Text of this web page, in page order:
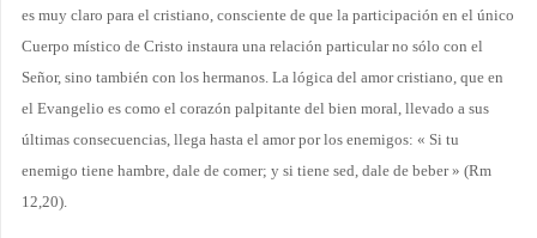
es muy claro para el cristiano, consciente de que la participación en el único
Cuerpo místico de Cristo instaura una relación particular no sólo con el
Señor, sino también con los hermanos. La lógica del amor cristiano, que en
el Evangelio es como el corazón palpitante del bien moral, llevado a sus
últimas consecuencias, llega hasta el amor por los enemigos: « Si tu
enemigo tiene hambre, dale de comer; y si tiene sed, dale de beber » (Rm
12,20).